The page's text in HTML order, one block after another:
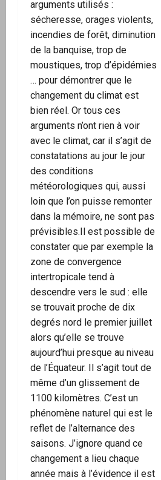
arguments utilisés :
sécheresse, orages violents,
incendies de forêt, diminution
de la banquise, trop de
moustiques, trop d’épidémies
… pour démontrer que le
changement du climat est
bien réel. Or tous ces
arguments n’ont rien à voir
avec le climat, car il s’agit de
constatations au jour le jour
des conditions
météorologiques qui, aussi
loin que l’on puisse remonter
dans la mémoire, ne sont pas
prévisibles.Il est possible de
constater que par exemple la
zone de convergence
intertropicale tend à
descendre vers le sud : elle
se trouvait proche de dix
degrés nord le premier juillet
alors qu’elle se trouve
aujourd’hui presque au niveau
de l’Équateur. Il s’agit tout de
même d’un glissement de
1100 kilomètres. C’est un
phénomène naturel qui est le
reflet de l’alternance des
saisons. J’ignore quand ce
changement a lieu chaque
année mais à l’évidence il est